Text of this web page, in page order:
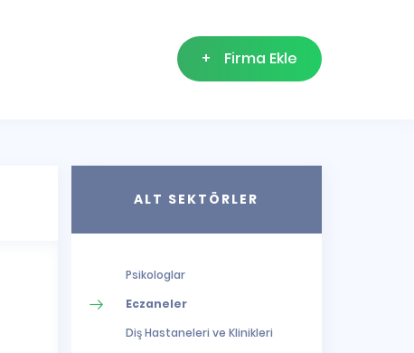
+ Firma Ekle
ALT SEKTÖRLER
Psikologlar
Eczaneler
Diş Hastaneleri ve Klinikleri